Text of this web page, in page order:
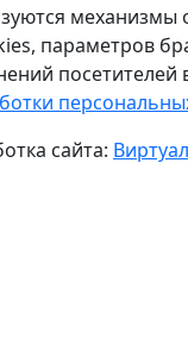
механизмы
параметров
посетителей
сайта: